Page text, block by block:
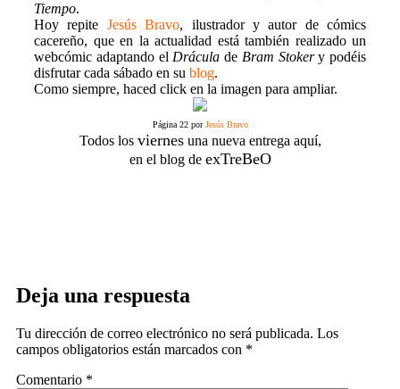
Tiempo.
Hoy repite Jesús Bravo, ilustrador y autor de cómics
cacereño, que en la actualidad está también realizado un
webcómic adaptando el Drácula de Bram Stokery podéis
disfrutar cada sábado en su blog.
Como siempre, haced click en la imagen para ampliar.
Página 22 porJesús Bravo
Todos los viernesuna nueva entrega aquí,
en el blog de exTreBeO
Deja una respuesta
Tu dirección de correo electrónico no será publicada. Los
campos obligatorios están marcados con *
Comentario *